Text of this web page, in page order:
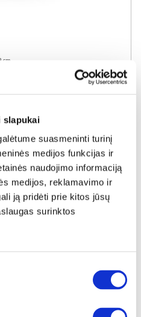
slapukai
suasmeninti turinį
medijos funkcijas ir
naudojimo informaciją
medijos, reklamavimo ir
ją pridėti prie kitos jūsų
surinktos
krepšelį